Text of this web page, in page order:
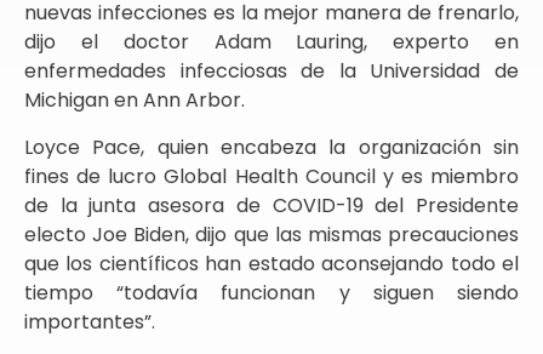
nuevas infecciones es la mejor manera de frenarlo,
dijo el doctor Adam Lauring, experto en
enfermedades infecciosas de la Universidad de
Michigan en Ann Arbor.
Loyce Pace, quien encabeza la organización sin
fines de lucro Global Health Council y es miembro
de la junta asesora de COVID-19 del Presidente
electo Joe Biden, dijo que las mismas precauciones
que los científicos han estado aconsejando todo el
tiempo “todavía funcionan y siguen siendo
importantes”.